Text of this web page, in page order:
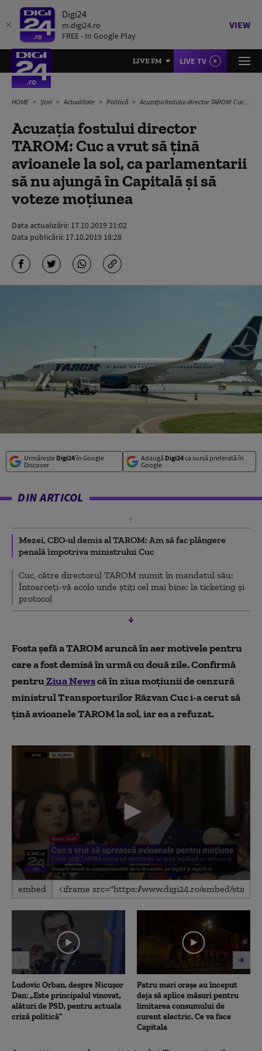
Digi24
m.digi24.ro
FREE - In Google Play
VIEW
LIVE FM LIVE TV
HOME Știri Actualitate Politică Acuzația fostului director TAROM: Cuc a vrut să țină avioanele la sol, ca parlamentarii să nu ajungă în Capitală și să voteze moțiunea
Acuzația fostului director
TAROM: Cuc a vrut să țină
avioanele la sol, ca parlamentarii
să nu ajungă în Capitală și să
voteze moțiunea
Data actualizării: 17.10.2019 21:02
Data publicării: 17.10.2019 18:28
Urmărește Digi24în Google
Discover
Adaugă Digi24ca sursă preferată în
Google
DIN ARTICOL
Mezei, CEO-ul demis al TAROM: Am să fac plângere
penală împotriva ministrului Cuc
Cuc, către directorul TAROM numit în mandatul său:
Întoarceți-vă acolo unde știți cel mai bine: la ticketing și
protocol
Fosta şefă a TAROM aruncă în aer motivele pentru
care a fost demisă în urmă cu două zile. Confirmă
pentruZiua Newscă în ziua moţiunii de cenzură
ministrul Transporturilor Răzvan Cuc i-a cerut să
ţină avioanele TAROM la sol, iar ea a refuzat.
0
seconds
3
minutes,
embed
Ludovic Orban, despre Nicușor
Dan: „Este principalul vinovat,
alături de PSD, pentru actuala
criză politică”
Patru mari orașe au început
deja să aplice măsuri pentru
limitarea consumului de
curent electric. Ce va face
Capitala